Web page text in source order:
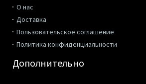
О нас
Доставка
Пользовательское соглашение
Политика конфиденциальности
Дополнительно